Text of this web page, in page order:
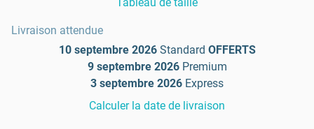
Livraison attendue
10 septembre 2026 Standard OFFERTS
9 septembre 2026 Premium
3 septembre 2026 Express
Calculer la date de livraison